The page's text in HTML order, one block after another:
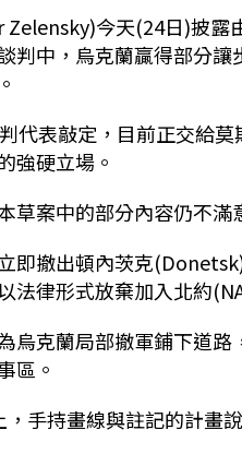
今天(24日)披露
判中，烏克蘭贏得部分
代表敲定，目前正交給
強硬立場。
草案中的部分內容仍不滿
即撤出頓內茨克(Donetsk
法律形式放棄加入北約
烏克蘭局部撤軍鋪下道
區。
手持畫線與註記的計畫